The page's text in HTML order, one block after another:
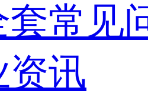
套常见
资讯